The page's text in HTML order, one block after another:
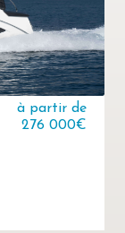
à partir de
276 000€